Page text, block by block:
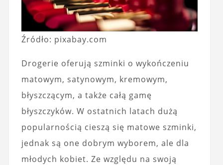
Źródło: pixabay.com
Drogerie oferują szminki o wykończeniu
matowym, satynowym, kremowym,
błyszczącym, a także całą gamę
błyszczyków. W ostatnich latach dużą
popularnością cieszą się matowe szminki,
jednak są one dobrym wyborem, ale dla
młodych kobiet. Ze względu na swoją